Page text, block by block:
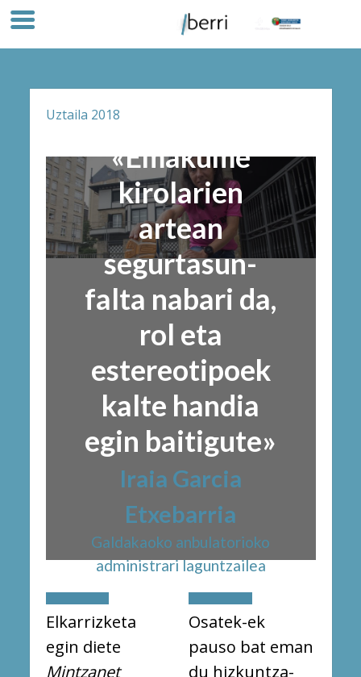
Uztaila 2018
«Emakume
kirolarien
artean
segurtasun-
falta nabari da,
rol eta
estereotipoek
kalte handia
egin baitigute»
Iraia Garcia
Etxebarria
Galdakaoko anbulatorioko
administrari laguntzailea
Elkarrizketa
egin diete
Mintzanet
Osatek-ek
pauso bat eman
du hizkuntza-